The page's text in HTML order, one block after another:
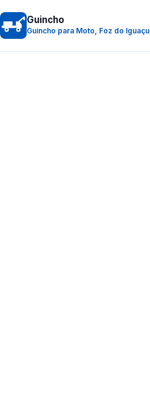
Guincho
Guincho para Moto, Foz do Iguaçu